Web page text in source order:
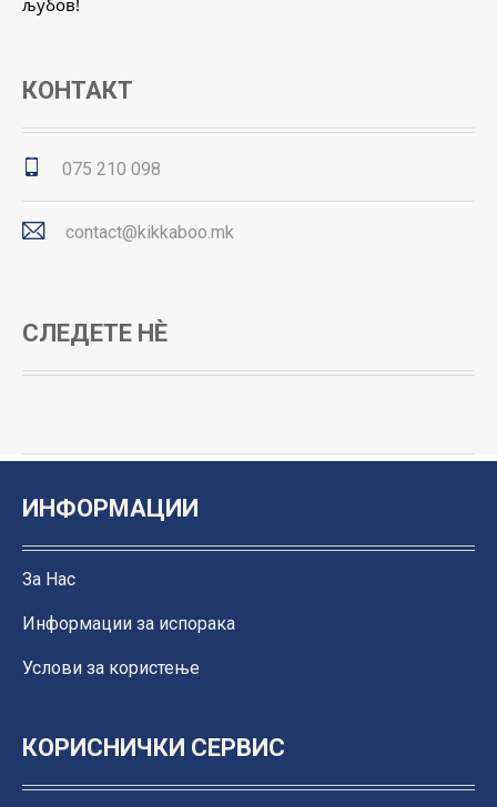
љубов!
КОНТАКТ
075 210 098
contact@kikkaboo.mk
СЛЕДЕТЕ НЀ
ИНФОРМАЦИИ
За Нас
Информации за испорака
Услови за користење
КОРИСНИЧКИ СЕРВИС